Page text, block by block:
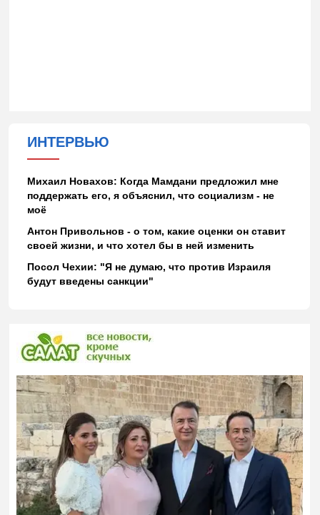
ИНТЕРВЬЮ
Михаил Новахов: Когда Мамдани предложил мне
поддержать его, я объяснил, что социализм - не
моё
Антон Привольнов - о том, какие оценки он ставит
своей жизни, и что хотел бы в ней изменить
Посол Чехии: "Я не думаю, что против Израиля
будут введены санкции"